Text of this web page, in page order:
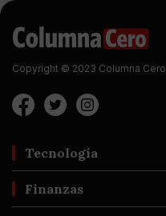
Copyright © 2023 Columna Cero
Tecnología
Finanzas